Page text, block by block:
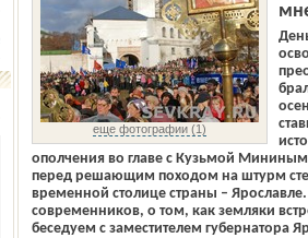
еще фотографии (1)
ополчения во главе с Кузьмой
перед решающим походом на штурм
временной столице страны –
современников, о том, как земляки
беседуем с заместителем